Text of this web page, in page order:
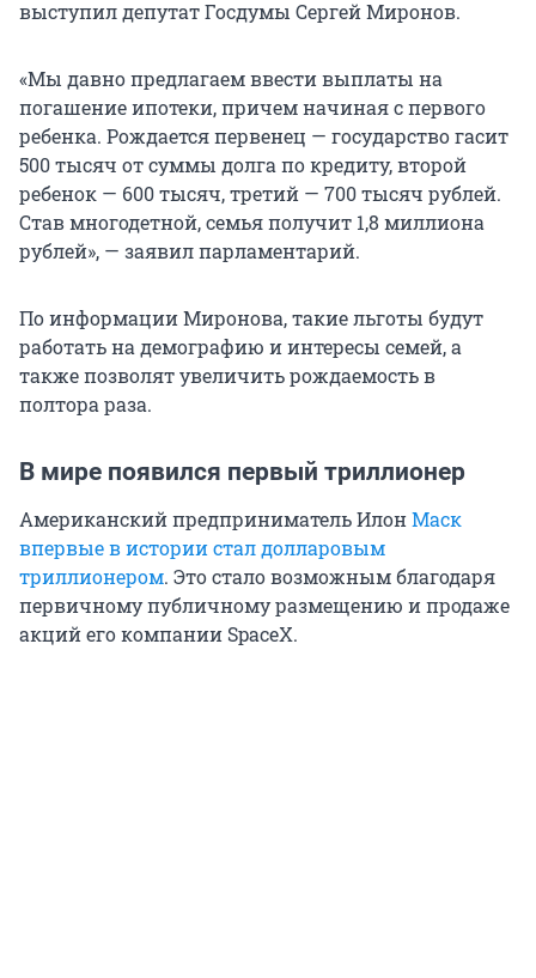
выступил депутат Госдумы Сергей Миронов.
«Мы давно предлагаем ввести выплаты на
погашение ипотеки, причем начиная с первого
ребенка. Рождается первенец — государство гасит
500 тысяч от суммы долга по кредиту, второй
ребенок — 600 тысяч, третий — 700 тысяч рублей.
Став многодетной, семья получит 1,8 миллиона
рублей», — заявил парламентарий.
По информации Миронова, такие льготы будут
работать на демографию и интересы семей, а
также позволят увеличить рождаемость в
полтора раза.
В мире появился первый триллионер
Американский предприниматель ИлонМаск
впервые в истории стал долларовым
триллионером. Это стало возможным благодаря
первичному публичному размещению и продаже
акций его компании SpaceX.